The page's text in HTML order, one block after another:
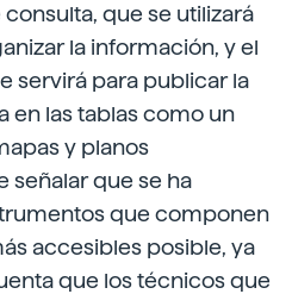
que se utilizará
la información, y el
servirá para publicar la
en las tablas como un
y planos
señalar que se ha
que componen
accesibles posible, ya
que los técnicos que